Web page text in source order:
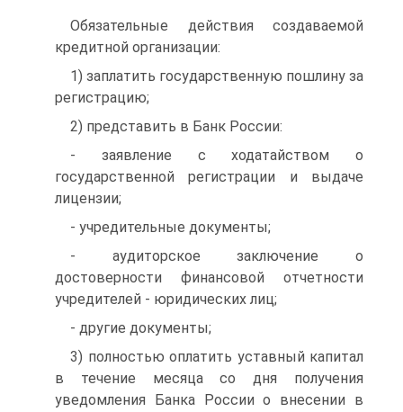
Обязательные действия создаваемой
кредитной организации:
1) заплатить государственную пошлину за
регистрацию;
2) представить в Банк России:
- заявление с ходатайством о
государственной регистрации и выдаче
лицензии;
- учредительные документы;
- аудиторское заключение о
достоверности финансовой отчетности
учредителей - юридических лиц;
- другие документы;
3) полностью оплатить уставный капитал
в течение месяца со дня получения
уведомления Банка России о внесении в